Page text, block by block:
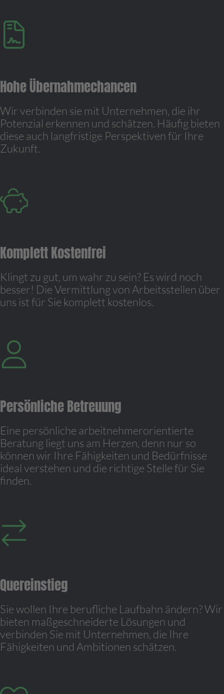
Hohe Übernahmechancen
Wir verbinden sie mit Unternehmen, die ihr
Potenzial erkennen und schätzen. Häufig bieten
diese auch langfristige Perspektiven für Ihre
Zukunft.
Komplett Kostenfrei
Klingt zu gut, um wahr zu sein? Es wird noch
besser! Die Vermittlung von Arbeitsstellen über
uns ist für Sie komplett kostenlos.
Persönliche Betreuung
Eine persönliche arbeitnehmerorientierte
Beratung liegt uns am Herzen, denn nur so
können wir Ihre Fähigkeiten und Bedürfnisse
ideal verstehen und die richtige Stelle für Sie
finden.
Quereinstieg
Sie wollen Ihre berufliche Laufbahn ändern? Wir
bieten maßgeschneiderte Lösungen und
verbinden Sie mit Unternehmen, die Ihre
Fähigkeiten und Ambitionen schätzen.